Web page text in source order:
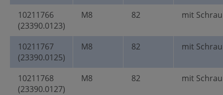
10211766
(23390.0123)
M8 82 mit
10211767
(23390.0125)
M8 82 mit
10211768
(23390.0127)
M8 82 mit